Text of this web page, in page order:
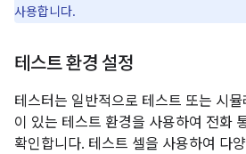
사용합니다.
테스트 환경 설정
테스터는 일반적으로 테스트 또는 시
이 있는 테스트 환경을 사용하여 전화
확인합니다. 테스트 셀을 사용하여 다